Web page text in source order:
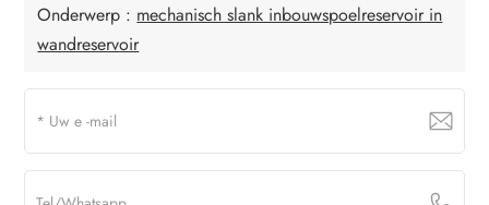
Onderwerp : mechanisch slank inbouwspoelreservoir in
wandreservoir